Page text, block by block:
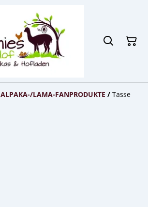
ALPAKA-/LAMA-FANPRODUKTE / Tasse